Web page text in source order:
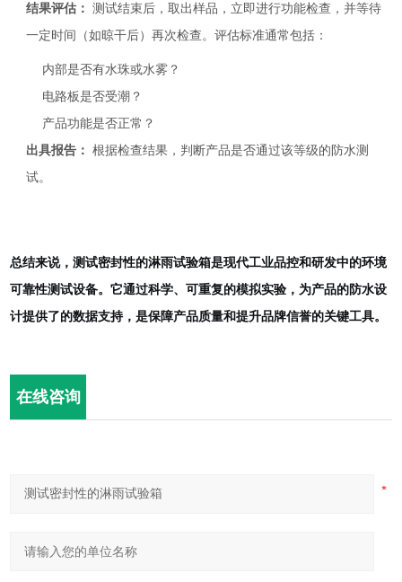
结果评估： 测试结束后，取出样品，立即进行功能检查，并等待
一定时间（如晾干后）再次检查。评估标准通常包括：
内部是否有水珠或水雾？
电路板是否受潮？
产品功能是否正常？
出具报告： 根据检查结果，判断产品是否通过该等级的防水测
试。
总结来说，测试密封性的淋雨试验箱是现代工业品控和研发中的环境
可靠性测试设备。它通过科学、可重复的模拟实验，为产品的防水设
计提供了的数据支持，是保障产品质量和提升品牌信誉的关键工具。
在线咨询